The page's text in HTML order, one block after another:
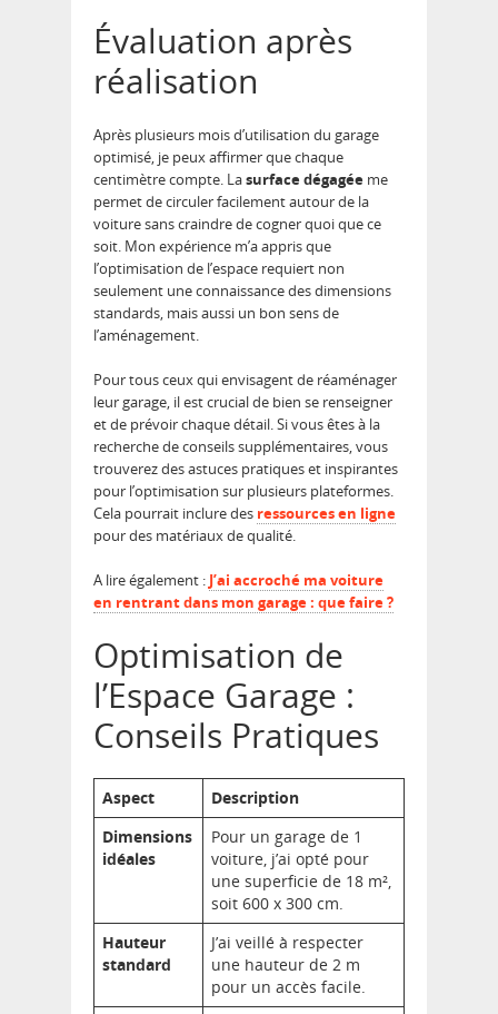
Évaluation après
réalisation
Après plusieurs mois d’utilisation du garage
optimisé, je peux affirmer que chaque
centimètre compte. Lasurface dégagée me
permet de circuler facilement autour de la
voiture sans craindre de cogner quoi que ce
soit. Mon expérience m’a appris que
l’optimisation de l’espace requiert non
seulement une connaissance des dimensions
standards, mais aussi un bon sens de
l’aménagement.
Pour tous ceux qui envisagent de réaménager
leur garage, il est crucial de bien se renseigner
et de prévoir chaque détail. Si vous êtes à la
recherche de conseils supplémentaires, vous
trouverez des astuces pratiques et inspirantes
pour l’optimisation sur plusieurs plateformes.
Cela pourrait inclure des ressources en ligne
pour des matériaux de qualité.
A lire également : J’ai accroché ma voiture
en rentrant dans mon garage : que faire ?
Optimisation de
l’Espace Garage :
Conseils Pratiques
Aspect
Description
Dimensions
idéales
Pour un garage de 1
voiture, j’ai opté pour
une superficie de 18 m²,
soit 600 x 300 cm.
Hauteur
standard
J’ai veillé à respecter
une hauteur de 2 m
pour un accès facile.